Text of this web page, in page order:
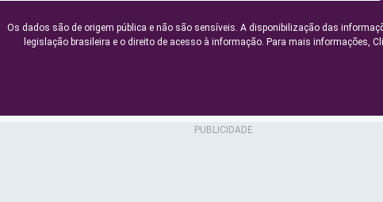
Os dados são de origem pública e não são sensíveis. A disponibilização das
legislação brasileira e o direito de acesso à informação. Para mais informações,